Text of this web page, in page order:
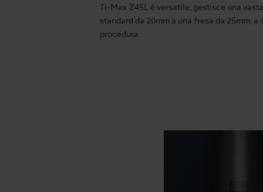
Ti-Max Z45L è versatile, gestisce una
standard da 20mm a una fresa da 25mm,
procedura.